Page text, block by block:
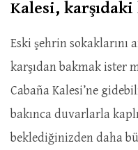
Kalesi,
Eski şehrin sokaklarını
karşıdan bakmak ister
Cabaña Kalesi’ne
bakınca duvarlarla
beklediğinizden daha